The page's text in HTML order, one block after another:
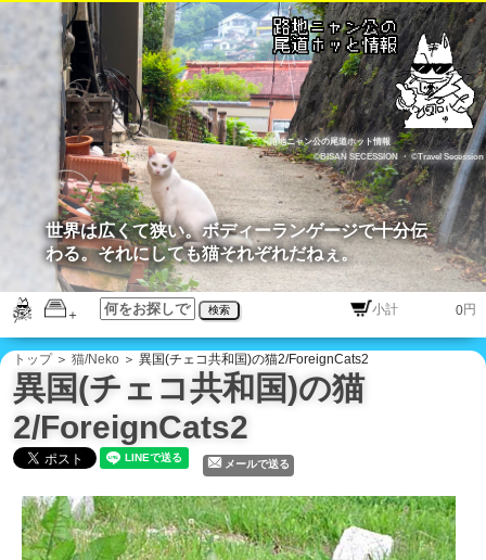
路地ニャン公の尾道ホット情報
©BISAN SECESSION
・©Travel Secession
検索 円
世界は広くて狭い。ボディーランゲージで十分伝
わる。それにしても猫それぞれだねぇ。
トップ＞ 猫/Neko ＞ 異国(チェコ共和国)の猫2/ForeignCats2
異国(チェコ共和国)の猫
2/ForeignCats2
メールで送る